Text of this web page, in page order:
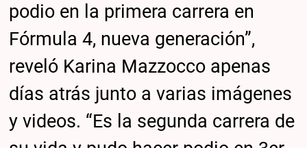
podio en la primera carrera en
Fórmula 4, nueva generación”,
reveló Karina Mazzocco apenas
días atrás junto a varias imágenes
y videos. “Es la segunda carrera de